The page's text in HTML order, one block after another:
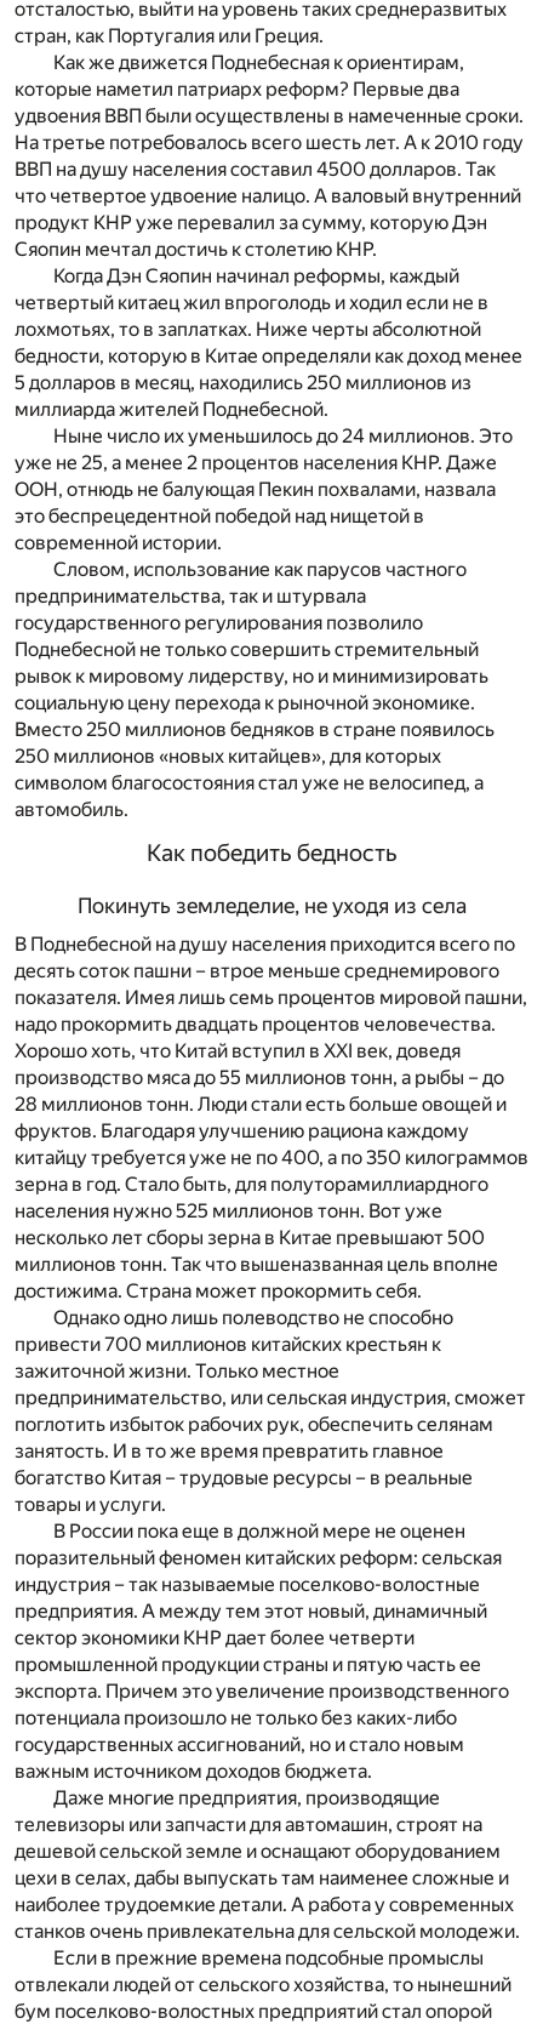
отсталостью, выйти на уровень таких среднеразвитых
стран, как Португалия или Греция.
Как же движется Поднебесная к ориентирам,
которые наметил патриарх реформ? Первые два
удвоения ВВП были осуществлены в намеченные сроки.
На третье потребовалось всего шесть лет. А к 2010 году
ВВП на душу населения составил 4500 долларов. Так
что четвертое удвоение налицо. А валовый внутренний
продукт КНР уже перевалил за сумму, которую Дэн
Сяопин мечтал достичь к столетию КНР.
Когда Дэн Сяопин начинал реформы, каждый
четвертый китаец жил впроголодь и ходил если не в
лохмотьях, то в заплатках. Ниже черты абсолютной
бедности, которую в Китае определяли как доход менее
5 долларов в месяц, находились 250 миллионов из
миллиарда жителей Поднебесной.
Ныне число их уменьшилось до 24 миллионов. Это
уже не 25, а менее 2 процентов населения КНР. Даже
ООН, отнюдь не балующая Пекин похвалами, назвала
это беспрецедентной победой над нищетой в
современной истории.
Словом, использование как парусов частного
предпринимательства, так и штурвала
государственного регулирования позволило
Поднебесной не только совершить стремительный
рывок к мировому лидерству, но и минимизировать
социальную цену перехода к рыночной экономике.
Вместо 250 миллионов бедняков в стране появилось
250 миллионов «новых китайцев», для которых
символом благосостояния стал уже не велосипед, а
автомобиль.
Как победить бедность
Покинуть земледелие, не уходя из села
В Поднебесной на душу населения приходится всего по
десять соток пашни – втрое меньше среднемирового
показателя. Имея лишь семь процентов мировой пашни,
надо прокормить двадцать процентов человечества.
Хорошо хоть, что Китай вступил в XXI век, доведя
производство мяса до 55 миллионов тонн, а рыбы – до
28 миллионов тонн. Люди стали есть больше овощей и
фруктов. Благодаря улучшению рациона каждому
китайцу требуется уже не по 400, а по 350 килограммов
зерна в год. Стало быть, для полуторамиллиардного
населения нужно 525 миллионов тонн. Вот уже
несколько лет сборы зерна в Китае превышают 500
миллионов тонн. Так что вышеназванная цель вполне
достижима. Страна может прокормить себя.
Однако одно лишь полеводство не способно
привести 700 миллионов китайских крестьян к
зажиточной жизни. Только местное
предпринимательство, или сельская индустрия, сможет
поглотить избыток рабочих рук, обеспечить селянам
занятость. И в то же время превратить главное
богатство Китая – трудовые ресурсы – в реальные
товары и услуги.
В России пока еще в должной мере не оценен
поразительный феномен китайских реформ: сельская
индустрия – так называемые поселково-волостные
предприятия. А между тем этот новый, динамичный
сектор экономики КНР дает более четверти
промышленной продукции страны и пятую часть ее
экспорта. Причем это увеличение производственного
потенциала произошло не только без каких-либо
государственных ассигнований, но и стало новым
важным источником доходов бюджета.
Даже многие предприятия, производящие
телевизоры или запчасти для автомашин, строят на
дешевой сельской земле и оснащают оборудованием
цехи в селах, дабы выпускать там наименее сложные и
наиболее трудоемкие детали. А работа у современных
станков очень привлекательна для сельской молодежи.
Если в прежние времена подсобные промыслы
отвлекали людей от сельского хозяйства, то нынешний
бум поселково-волостных предприятий стал опорой